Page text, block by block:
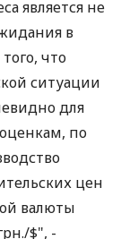
является не
в
что
ситуации
для
по
цен
валюты
$", -